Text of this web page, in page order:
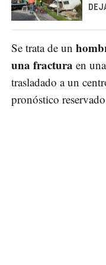
Se trata de un
una fractura en
trasladado a un
pronóstico